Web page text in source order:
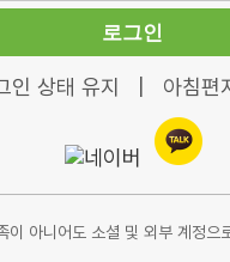
로그인
인 상태 유지 아침편
이 아니어도 소셜 및 외부 계정으